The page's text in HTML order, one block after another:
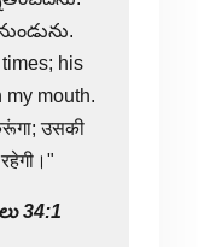
his
mouth.
उसकी
34:1